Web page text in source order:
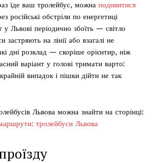
їде ваш тролейбус, можна подивитися
російські обстріли по енергетиці
у Львові періодично збоїть — світло
застряють на лінії або взагалі не
дні розклад — скоріше орієнтир, ніж
варіант у голові тримати варто:
випадок і пішки дійти не так
Львова можна знайти на сторінці:
тролейбуси Львова